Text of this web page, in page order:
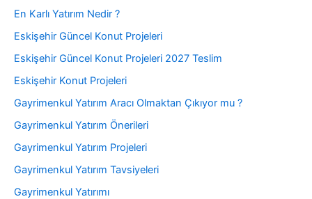
En Karlı Yatırım Nedir ?
Eskişehir Güncel Konut Projeleri
Eskişehir Güncel Konut Projeleri 2027 Teslim
Eskişehir Konut Projeleri
Gayrimenkul Yatırım Aracı Olmaktan Çıkıyor mu ?
Gayrimenkul Yatırım Önerileri
Gayrimenkul Yatırım Projeleri
Gayrimenkul Yatırım Tavsiyeleri
Gayrimenkul Yatırımı